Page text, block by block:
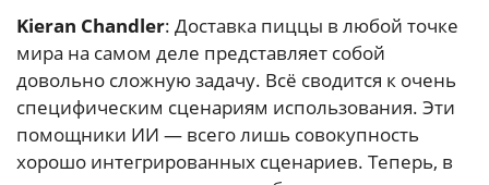
Kieran Chandler: Доставка пиццы в любой точке
мира на самом деле представляет собой
довольно сложную задачу. Всё сводится к очень
специфическим сценариям использования. Эти
помощники ИИ — всего лишь совокупность
хорошо интегрированных сценариев. Теперь, в